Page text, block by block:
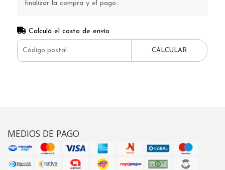
finalizar la compra y el pago.
Calculá el costo de envío
CALCULAR
MEDIOS DE PAGO